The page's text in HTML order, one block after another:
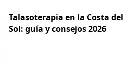
Talasoterapia en la Costa del
Sol: guía y consejos 2026